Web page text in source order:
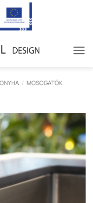
/ MOSOGATÓK